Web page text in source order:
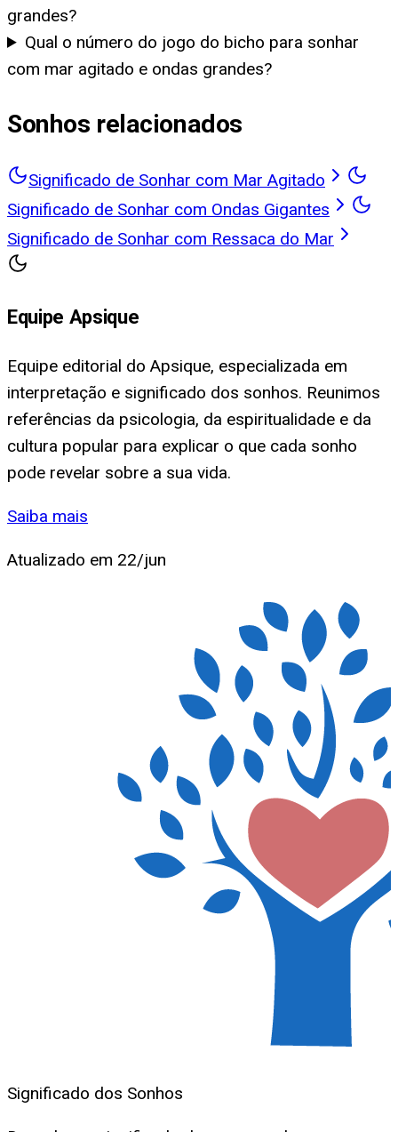
grandes?
Qual o número do jogo do bicho para sonhar
com mar agitado e ondas grandes?
Sonhos relacionados
Significado de Sonhar com Mar Agitado
Significado de Sonhar com Ondas Gigantes
Significado de Sonhar com Ressaca do Mar
Equipe Apsique
Equipe editorial do Apsique, especializada em
interpretação e significado dos sonhos. Reunimos
referências da psicologia, da espiritualidade e da
cultura popular para explicar o que cada sonho
pode revelar sobre a sua vida.
Saiba mais
Atualizado em 22/jun
Significado dos Sonhos